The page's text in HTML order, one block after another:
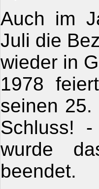
Auch im
Juli die
wieder in
1978
seinen 25.
Schluss!
wurde
beendet.